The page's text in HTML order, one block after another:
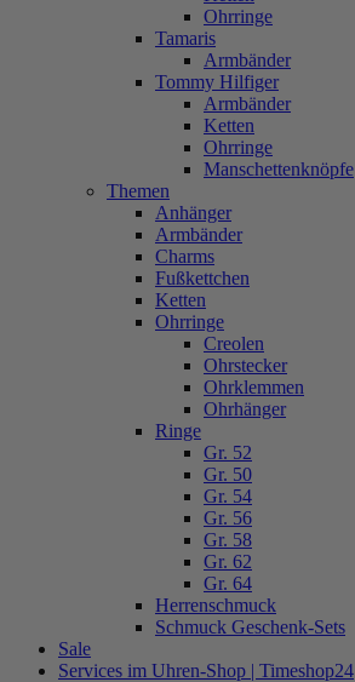
Ohrringe
Tamaris
Armbänder
Tommy Hilfiger
Armbänder
Ketten
Ohrringe
Manschettenknöpfe
Themen
Anhänger
Armbänder
Charms
Fußkettchen
Ketten
Ohrringe
Creolen
Ohrstecker
Ohrklemmen
Ohrhänger
Ringe
Gr. 52
Gr. 50
Gr. 54
Gr. 56
Gr. 58
Gr. 62
Gr. 64
Herrenschmuck
Schmuck Geschenk-Sets
Sale
Services im Uhren-Shop | Timeshop24